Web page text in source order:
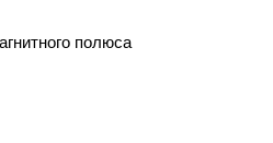
полюса